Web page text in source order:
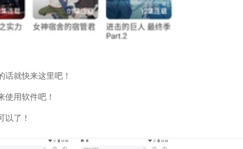
就快来这里吧！
使用软件吧！
以了！